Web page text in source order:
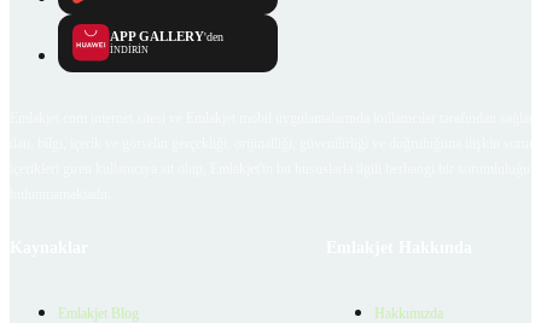
APP GALLERY'den
İNDİRİN
Emlakjet Blog Hakkımızda